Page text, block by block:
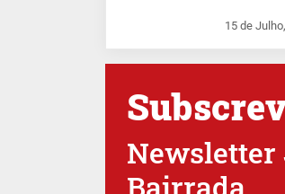
15 de
Bairrada